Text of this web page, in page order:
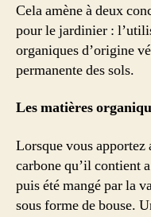
Cela amène à deux
pour le jardinier :
organiques d’origine
permanente des sols.
Les matières
Lorsque vous
carbone qu’il contient
puis été mangé par la
sous forme de bouse.